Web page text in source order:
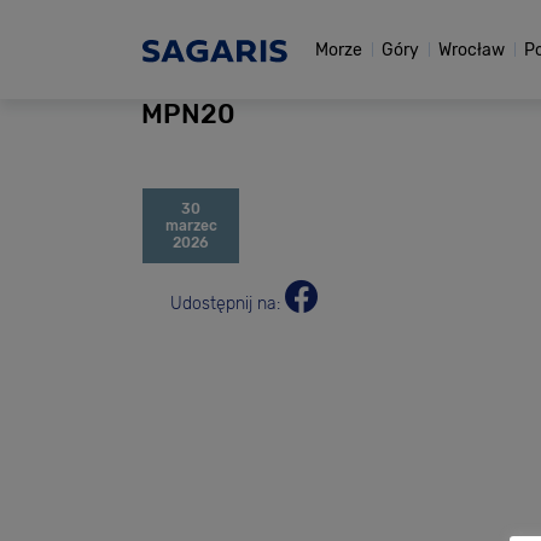
Morze Góry Wrocław
MPN20
30
marzec
2026
Udostępnij na: